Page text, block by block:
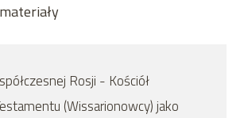
Rosji - Kościół
(Wissarionowcy) jako